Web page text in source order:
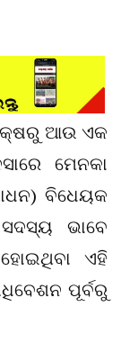
ଆଉ ଏକ
ମେନକା
ବିଧେୟକ
ଭାବେ
ହୋଇଥିବା ଏହି
ପୂର୍ବରୁ